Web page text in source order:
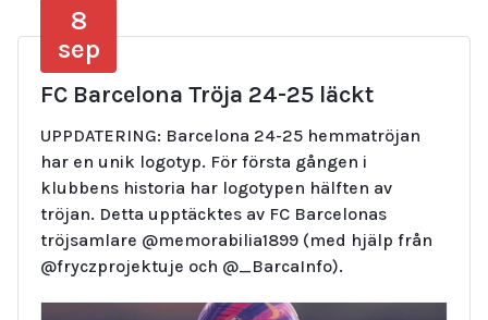
8
sep
FC Barcelona Tröja 24-25 läckt
UPPDATERING: Barcelona 24-25 hemmatröjan
har en unik logotyp. För första gången i
klubbens historia har logotypen hälften av
tröjan. Detta upptäcktes av FC Barcelonas
tröjsamlare @memorabilia1899 (med hjälp från
@fryczprojektuje och @_BarcaInfo).